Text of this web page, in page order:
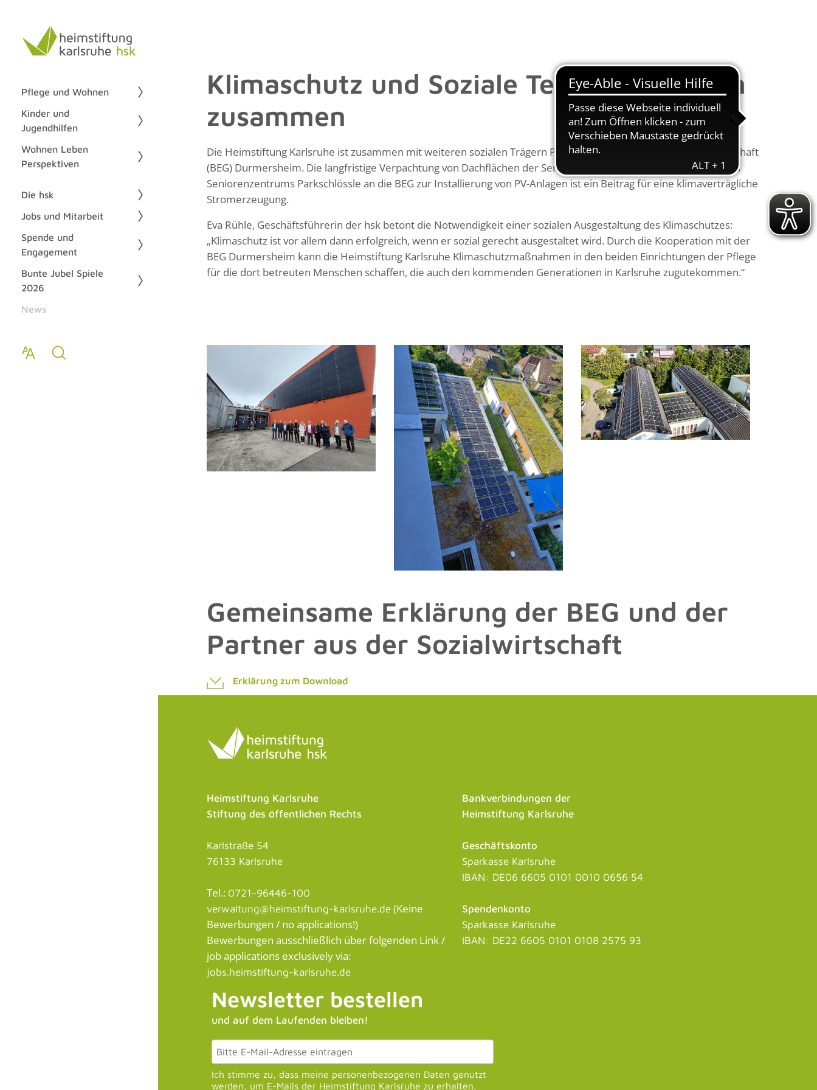
Pflege und Wohnen
Kinder und
Jugendhilfen
Wohnen Leben
Perspektiven
Die hsk
Jobs und Mitarbeit
Spende und
Engagement
Bunte Jubel Spiele
2026
News
Klimaschutz und Soziale Teilhabe gehören
zusammen
Die Heimstiftung Karlsruhe ist zusammen mit weiteren sozialen Trägern Partnerin der Bürgerenergiegenossenschaft
(BEG) Durmersheim. Die langfristige Verpachtung von Dachflächen der Seniorenresidenz am Wetterbach und des
Seniorenzentrums Parkschlössle an die BEG zur Installierung von PV-Anlagen ist ein Beitrag für eine klimaverträgliche
Stromerzeugung.
Eva Rühle, Geschäftsführerin der hsk betont die Notwendigkeit einer sozialen Ausgestaltung des Klimaschutzes:
„Klimaschutz ist vor allem dann erfolgreich, wenn er sozial gerecht ausgestaltet wird. Durch die Kooperation mit der
BEG Durmersheim kann die Heimstiftung Karlsruhe Klimaschutzmaßnahmen in den beiden Einrichtungen der Pflege
für die dort betreuten Menschen schaffen, die auch den kommenden Generationen in Karlsruhe zugutekommen.“
Gemeinsame Erklärung der BEG und der
Partner aus der Sozialwirtschaft
Erklärung zum Download
Heimstiftung Karlsruhe
Stiftung des öffentlichen Rechts
Karlstraße 54
76133 Karlsruhe
Tel.: 0721-96446-100
verwaltung@heimstiftung-karlsruhe.de (Keine
Bewerbungen / no applications!)
Bewerbungen ausschließlich über folgenden Link /
job applications exclusively via:
jobs.heimstiftung-karlsruhe.de
Bankverbindungen der
Heimstiftung Karlsruhe
Geschäftskonto
Sparkasse Karlsruhe
IBAN: DE06 6605 0101 0010 0656 54
Spendenkonto
Sparkasse Karlsruhe
IBAN: DE22 6605 0101 0108 2575 93
Newsletter bestellen
und auf dem Laufenden bleiben!
Ich stimme zu, dass meine personenbezogenen Daten genutzt
werden, um E-Mails der Heimstiftung Karlsruhe zu erhalten,